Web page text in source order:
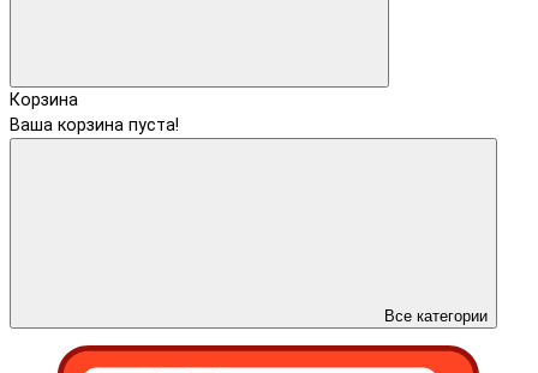
Корзина
Ваша корзина пуста!
Все категории